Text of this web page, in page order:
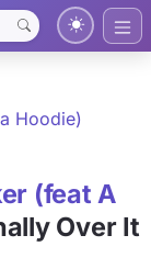
Hoodie)
(feat A
Over It